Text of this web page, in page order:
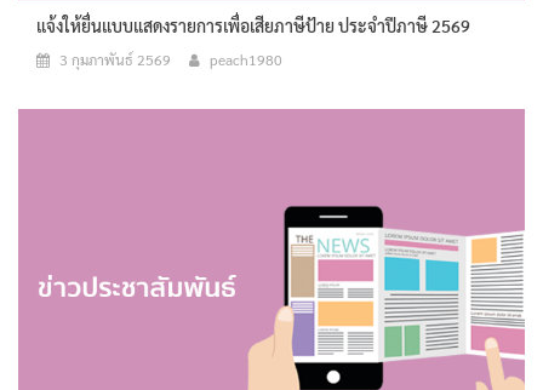
แจ้งให้ยื่นแบบแสดงรายการเพื่อเสียภาษีป้าย ประจำปีภาษี 2569
3 กุมภาพันธ์ 2569 peach1980